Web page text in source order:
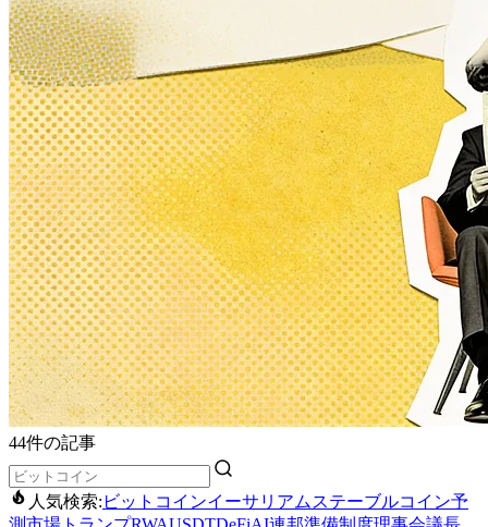
44件の記事
人気検索: ビットコインイーサリアム ステーブルコイン予